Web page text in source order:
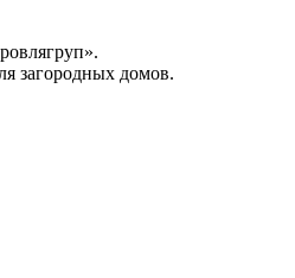
загородных домов.